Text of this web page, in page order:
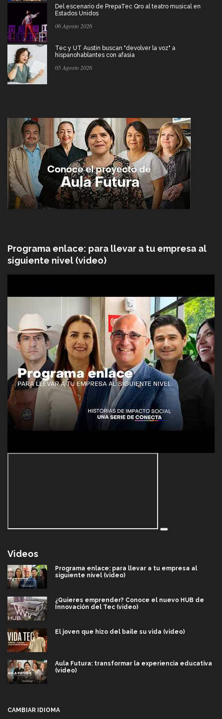
Del escenario de PrepaTec Qro al teatro musical en
Estados Unidos
06 Agosto 2026
Tec y UT Austin buscan "devolver la voz" a
hispanohablantes con afasia
05 Agosto 2026
Programa enlace: para llevar a tu empresa al
siguiente nivel (video)
Videos
Programa enlace: para llevar a tu empresa al
siguiente nivel (video)
¿Quieres emprender? Conoce el nuevo HUB de
Innovación del Tec (video)
El joven que hizo del baile su vida (video)
Aula Futura: transformar la experiencia educativa
(video)
CAMBIAR IDIOMA